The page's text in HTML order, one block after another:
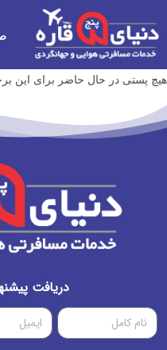
هیچ پستی در حال حاضر برای این
دریافت